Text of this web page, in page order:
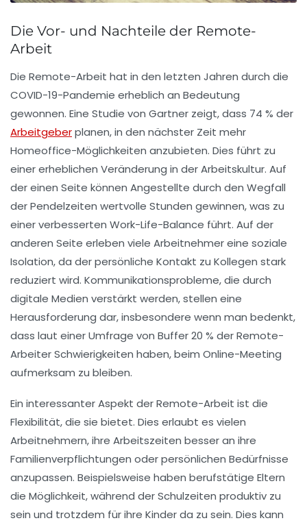
Die Vor- und Nachteile der Remote-
Arbeit
Die Remote-Arbeit hat in den letzten Jahren durch die
COVID-19-Pandemie erheblich an Bedeutung
gewonnen. Eine Studie von Gartner zeigt, dass 74 % der
Arbeitgeberplanen, in den nächster Zeit mehr
Homeoffice-Möglichkeiten anzubieten. Dies führt zu
einer erheblichen Veränderung in derArbeitskultur. Auf
der einen Seite können Angestellte durch den Wegfall
derPendelzeiten wertvolle Stunden gewinnen, was zu
einer verbesserten Work-Life-Balance führt. Auf der
anderen Seite erleben viele Arbeitnehmer eine soziale
Isolation, da der persönliche Kontakt zu Kollegen stark
reduziert wird. Kommunikationsprobleme, die durch
digitale Medien verstärkt werden, stellen eine
Herausforderung dar, insbesondere wenn man bedenkt,
dass laut einer Umfrage von Buffer 20 % der Remote-
Arbeiter Schwierigkeiten haben, beim Online-Meeting
aufmerksam zu bleiben.
Ein interessanter Aspekt derRemote-Arbeit ist die
Flexibilität, die sie bietet. Dies erlaubt es vielen
Arbeitnehmern, ihre Arbeitszeiten besser an ihre
Familienverpflichtungen oder persönlichen Bedürfnisse
anzupassen. Beispielsweise haben berufstätige Eltern
die Möglichkeit, während der Schulzeiten produktiv zu
sein und trotzdem für ihre Kinder da zu sein. Dies kann